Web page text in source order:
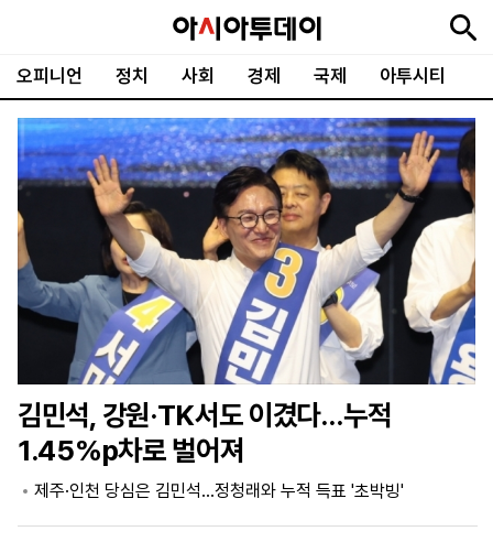
오피니언 정치 사회 경제 국제 아투시티
뉴
스
최
신
속
보
정
치
사
회
경
제
국
제
오
피
피
플
아
투
문
화
포
토
ENGLISH
中
文
Tiếng
Việt
지
면
기
신
문
독
후
원
기
제
보
시
회
사
개
앱
설
김민석, 강원·TK서도 이겼다…누적
1.45%p차로 벌어져
제주·인천 당심은 김민석…정청래와 누적 득표 '초박빙'